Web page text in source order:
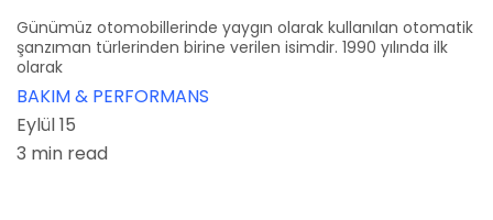
Günümüz otomobillerinde yaygın olarak kullanılan otomatik
şanzıman türlerinden birine verilen isimdir. 1990 yılında ilk
olarak
BAKIM & PERFORMANS
Eylül 15
3 min read